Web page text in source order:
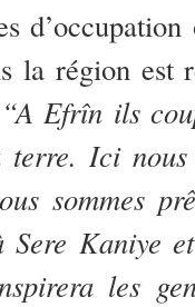
la région est
“A Efrîn ils
Ici nous
sommes
Kaniye
les